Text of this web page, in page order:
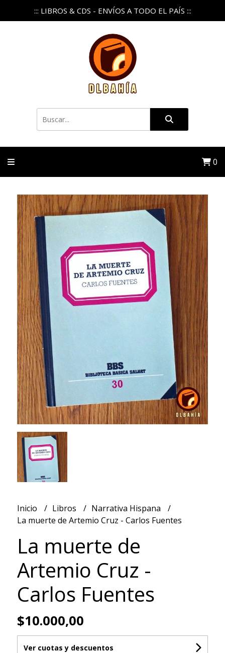
::: LIBROS & CDS - ENVÍOS A TODO EL PAÍS :::
0
Inicio Libros
Narrativa Hispana
La muerte de Artemio Cruz - Carlos Fuentes
La muerte de
Artemio Cruz -
Carlos Fuentes
$10.000,00
Ver cuotas y descuentos